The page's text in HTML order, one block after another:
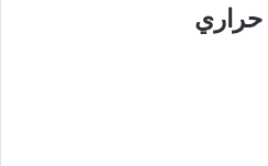
حراري